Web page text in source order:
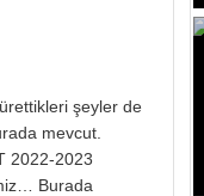
şeyler de
mevcut.
2022-2023
Burada